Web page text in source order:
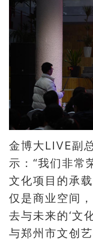
金博大LIVE副
示：“我们非常
文化项目的承
仅是商业空间
去与未来的‘文
与郑州市文创